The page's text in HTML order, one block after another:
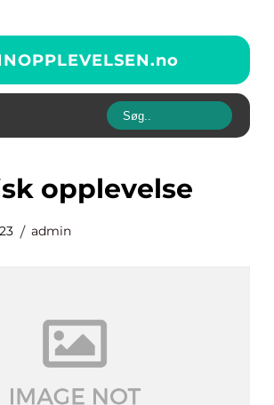
no
opplevelse
admin